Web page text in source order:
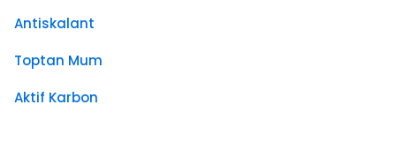
Antiskalant
Toptan Mum
Aktif Karbon